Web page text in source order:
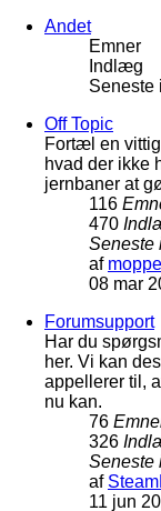
Andet
Emner
Indlæg
Off Topic
Fortæl en
hvad der ikke
jernbaner at
116
470
af moppe
08 mar
Forumsupport
Har du
her. Vi kan
appellerer til,
nu kan.
76
326
af
11 jun